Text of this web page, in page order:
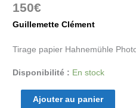
150€
Guillemette Clément
Tirage papier Hahnemühle
Disponibilité : En stock
Ajouter au panier